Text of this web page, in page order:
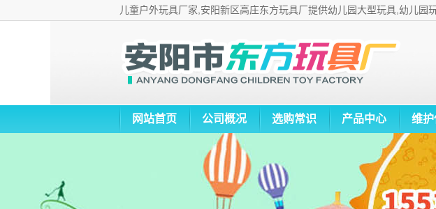
儿童户外玩具厂家,安阳新区高庄东方玩具厂提供幼儿园大型玩具,幼儿园
网站首页 公司概况 选购常识 产品中心 维